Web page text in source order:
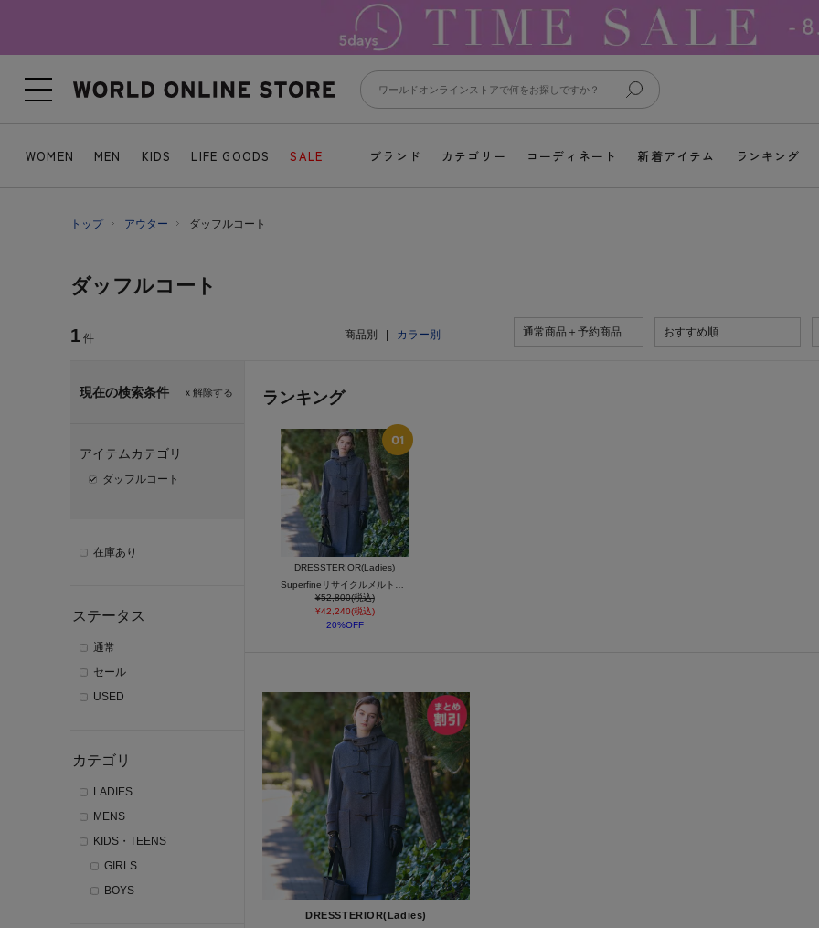
WOMEN MEN KIDS LIFE GOODS SALE ブランド カテゴリー コーディネート 新着アイテム ランキング
トップ アウター ダッフルコート
ダッフルコート
1 件 商品別 カラー別 通常商品＋予約商品 おすすめ順
ｘ解除する
現在の検索条件
アイテムカテゴリ
ダッフルコート
在庫あり
ステータス
通常
セール
USED
カテゴリ
LADIES
MENS
KIDS・TEENS
GIRLS
BOYS
ランキング
DRESSTERIOR(Ladies)
¥52,800(税込)
¥42,240(税込)
20%OFF
DRESSTERIOR(Ladies)